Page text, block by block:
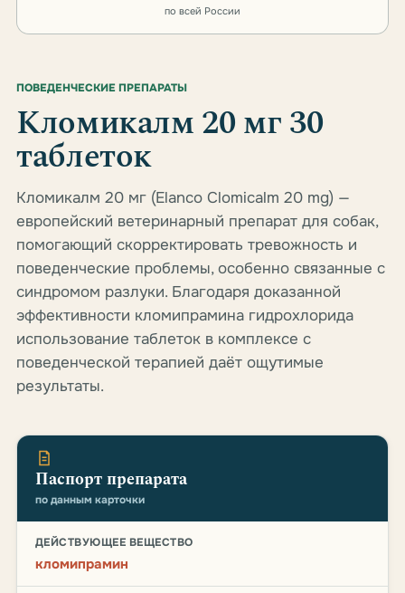
по всей России
ПОВЕДЕНЧЕСКИЕ ПРЕПАРАТЫ
Кломикалм 20 мг 30
таблеток
Кломикалм 20 мг (Elanco Clomicalm 20 mg) —
европейский ветеринарный препарат для собак,
помогающий скорректировать тревожность и
поведенческие проблемы, особенно связанные с
синдромом разлуки. Благодаря доказанной
эффективности кломипрамина гидрохлорида
использование таблеток в комплексе с
поведенческой терапией даёт ощутимые
результаты.
Паспорт препарата
по данным карточки
ДЕЙСТВУЮЩЕЕ ВЕЩЕСТВО
кломипрамин